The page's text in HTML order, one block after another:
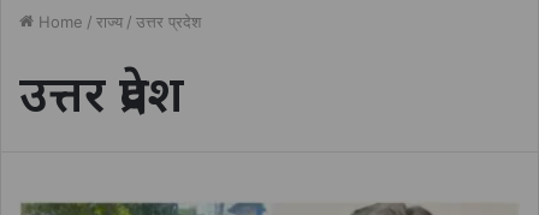
Home / राज्य / उत्तर प्रदेश
उत्तर प्रदेश